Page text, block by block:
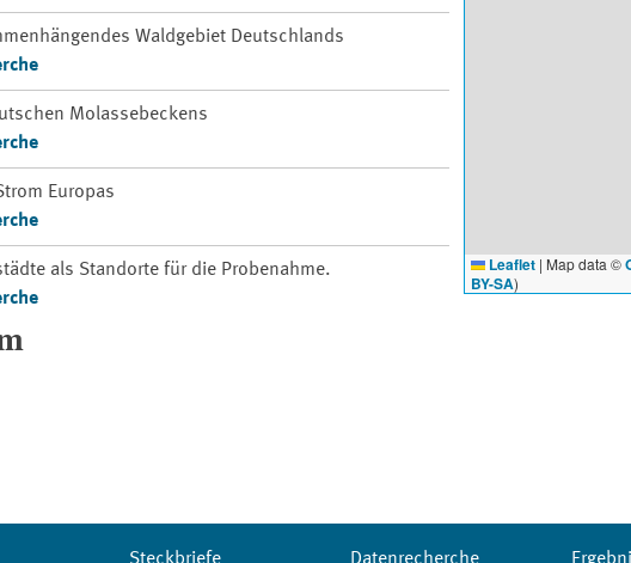
Waldgebiet Deutschlands
Molassebeckens
Europas
als Standorte für die Probenahme.
Leaflet | Map data ©
BY-SA)